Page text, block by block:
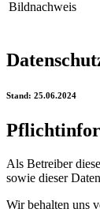
Bildnachweis
Stand: 25.06.2024
Als Betreiber
sowie dieser
Wir behalten uns